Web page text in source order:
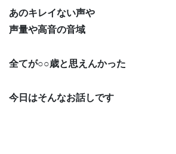
あのキレイない声や
声量や高音の音域
全てが○○歳と思えんかった
今日はそんなお話しです